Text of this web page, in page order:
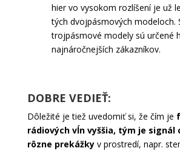
hier vo vysokom rozlíšení je už
tých dvojpásmových modeloch.
trojpásmové modely sú určené
najnáročnejších zákazníkov.
DOBRE VEDIEŤ:
Dôležité je tiež uvedomiť si, že čím je
rádiových vĺn vyššia, tým je signál
rôzne prekážkyv prostredí, napr.